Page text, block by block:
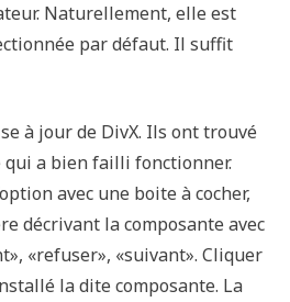
Naturellement, elle est
par défaut. Il suffit
à jour de DivX. Ils ont trouvé
a bien failli fonctionner.
avec une boite à cocher,
décrivant la composante avec
«refuser», «suivant». Cliquer
la dite composante. La